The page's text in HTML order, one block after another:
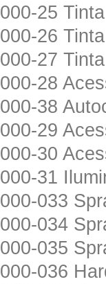
000-25
000-26
000-27
000-28
000-38
000-29
000-30
000-31
000-033
000-034
000-035
000-036